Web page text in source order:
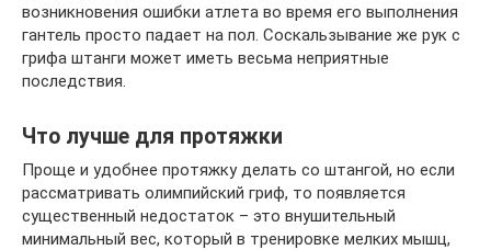
возникновения ошибки атлета во время его выполнения
гантель просто падает на пол. Соскальзывание же рук с
грифа штанги может иметь весьма неприятные
последствия.
Что лучше для протяжки
Проще и удобнее протяжку делать со штангой, но если
рассматривать олимпийский гриф, то появляется
существенный недостаток – это внушительный
минимальный вес, который в тренировке мелких мышц,